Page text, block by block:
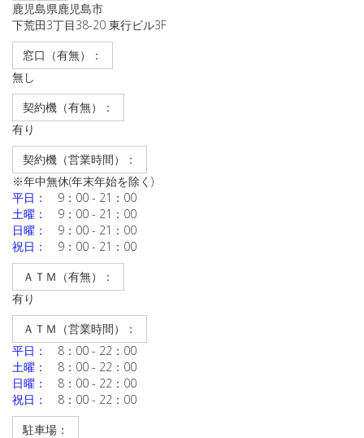
鹿児島県鹿児島市
下荒田3丁目38-20 東行ビル3F
窓口（有無）：
無し
契約機（有無）：
有り
契約機（営業時間）：
※年中無休(年末年始を除く)
平日：
9：00 - 21：00
土曜：
9：00 - 21：00
日曜：
9：00 - 21：00
祝日：
9：00 - 21：00
ＡＴＭ（有無）：
有り
ＡＴＭ（営業時間）：
平日：
8：00 - 22：00
土曜：
8：00 - 22：00
日曜：
8：00 - 22：00
祝日：
8：00 - 22：00
駐車場：